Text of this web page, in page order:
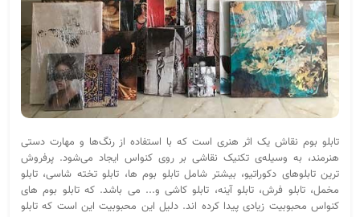
تابلو بوم نقاش یک اثر هنری است که با استفاده از رنگ‌ها و مهارت دستی
هنرمند، به وسیله‌ی تکنیک نقاشی بر روی کنواس ایجاد می‌شود. پرفروش
ترین تابلوهای دکوراتیو، بیشتر شامل تابلو بوم ها، تابلو تخته شاسی، تابلو
مخمل، تابلو فرش، تابلو آینه، تابلو کاشی و... می باشد. که تابلو بوم های
کنواس محبوبیت زیادی پیدا کرده اند. دلیل این محبوبیت این است که تابلو